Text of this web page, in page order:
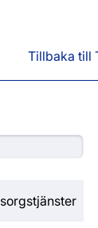
Tillbaka till